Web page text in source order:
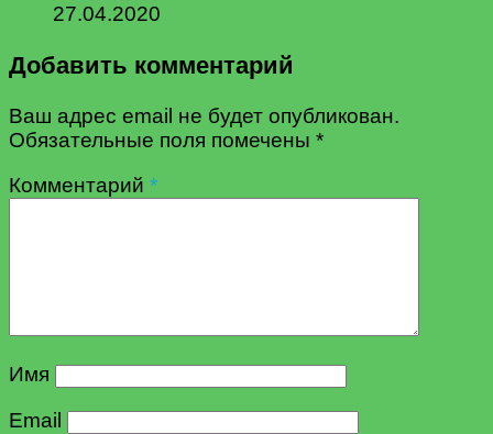
27.04.2020
Добавить комментарий
Ваш адрес email не будет опубликован.
Обязательные поля помечены *
Комментарий *
Имя
Email